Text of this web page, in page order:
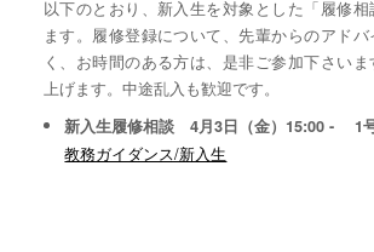
以下のとおり、新入生を対象とした「履修
ます。履修登録について、先輩からのアド
く、お時間のある方は、是非ご参加下さい
上げます。中途乱入も歓迎です。
新入生履修相談 4月3日（金）15:00 - 1
教務ガイダンス/新入生